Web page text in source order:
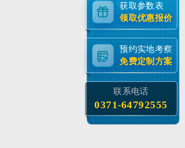
获取参数表
领取优惠报价
预约实地考察
免费定制方案
联系电话
0371-64792555